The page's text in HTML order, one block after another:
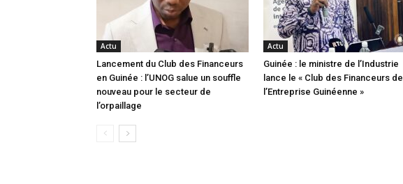
Actu
Lancement du Club des Financeurs
en Guinée : l’UNOG salue un souffle
nouveau pour le secteur de
l’orpaillage
Actu
Guinée : le ministre de l’Industrie
lance le « Club des Financeurs de
l’Entreprise Guinéenne »